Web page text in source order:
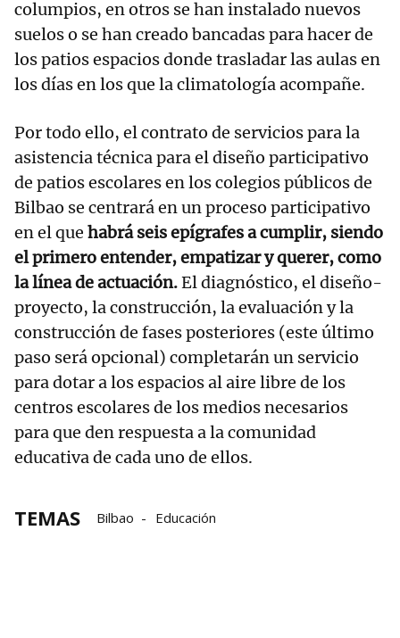
columpios, en otros se han instalado nuevos
suelos o se han creado bancadas para hacer de
los patios espacios donde trasladar las aulas en
los días en los que la climatología acompañe.
Por todo ello, el contrato de servicios para la
asistencia técnica para el diseño participativo
de patios escolares en los colegios públicos de
Bilbao se centrará en un proceso participativo
en el que habrá seis epígrafes a cumplir, siendo
el primero entender, empatizar y querer, como
la línea de actuación.El diagnóstico, el diseño-
proyecto, la construcción, la evaluación y la
construcción de fases posteriores (este último
paso será opcional) completarán un servicio
para dotar a los espacios al aire libre de los
centros escolares de los medios necesarios
para que den respuesta a la comunidad
educativa de cada uno de ellos.
TEMAS Bilbao Educación